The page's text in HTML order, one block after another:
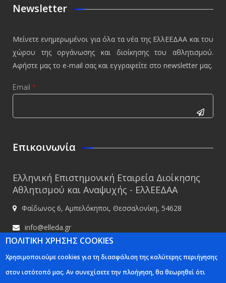
Newsletter
Μείνετε ενημερωμένοι για όλα τα νέα της ΕλλΕΕΔΑΑ και του
χώρου της οργάνωσης και διοίκησης του αθλητισμού.
Αφήστε μας το e-mail σας και εγγραφείτε στο newsletter μας.
Email *
This
whether or
not you are
a human
visitor and
to prevent
spam
submissions.
Επικοινωνία
Ελληνική Επιστημονική Εταιρεία Διοίκησης
Αθλητισμού και Αναψυχής - ΕλλΕΕΔΑΑ
Φαίδωνος 6, Αμπελόκηποι, Θεσσαλονίκη, 54628
info@elleda.gr
www.elleda.gr
ΠΟΛΙΤΙΚΗ ΧΡΗΣΗΣ COOKIES
Χρησιμοποιούμε cookies για τη διασφάλιση της καλύτερης περιήγησης
στον ιστότοπό μας. Αν συνεχίσετε την πλοήγηση, θα θεωρηθεί ότι